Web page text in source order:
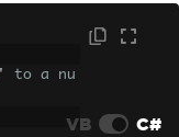
to a nu
VB C#